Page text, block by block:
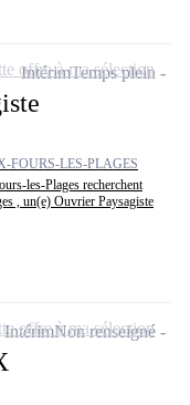
FOURS-LES-PLAGES
les-Plages recherchent
, un(e) Ouvrier Paysagiste
IntérimTemps plein
offre à ma sélection
IntérimNon renseigné
offre à ma sélection